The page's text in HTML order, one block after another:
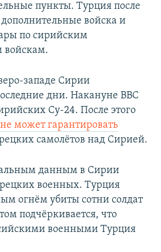
пункты. Турция после
дополнительные войска и
по сирийским
войскам.
западе Сирии
дни. Накануне ВВС
Су-24. После этого
не может гарантировать
самолётов над Сирией.
данным в Сирии
военных. Турция
огнём убиты сотни солдат
подчёркивается, что
военными Турция